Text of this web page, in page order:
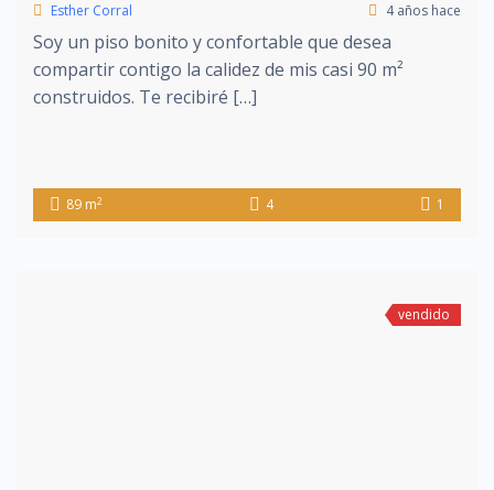
Esther Corral
4 años hace
Soy un piso bonito y confortable que desea
compartir contigo la calidez de mis casi 90 m²
construidos. Te recibiré […]
89 m2 4 1
vendido